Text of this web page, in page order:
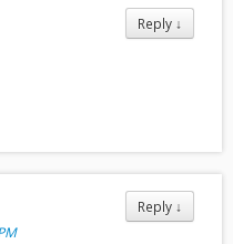
Reply ↓
Reply ↓